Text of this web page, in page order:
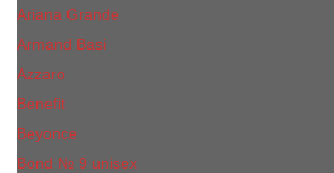
Ariana Grande
Armand Basi
Azzaro
Benefit
Beyonce
Bond № 9 unisex